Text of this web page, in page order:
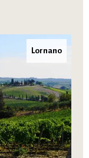
Lornano